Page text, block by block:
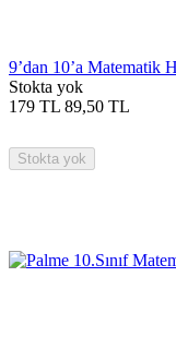
9’dan 10’a Matematik
Stokta yok
179 TL 89,50 TL
Stokta yok